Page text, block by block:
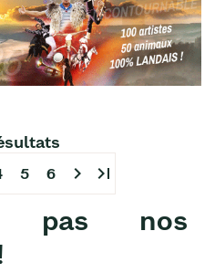
5 6 chevron_right last_page
pas nos